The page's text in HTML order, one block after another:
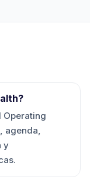
Operating
agenda,
y